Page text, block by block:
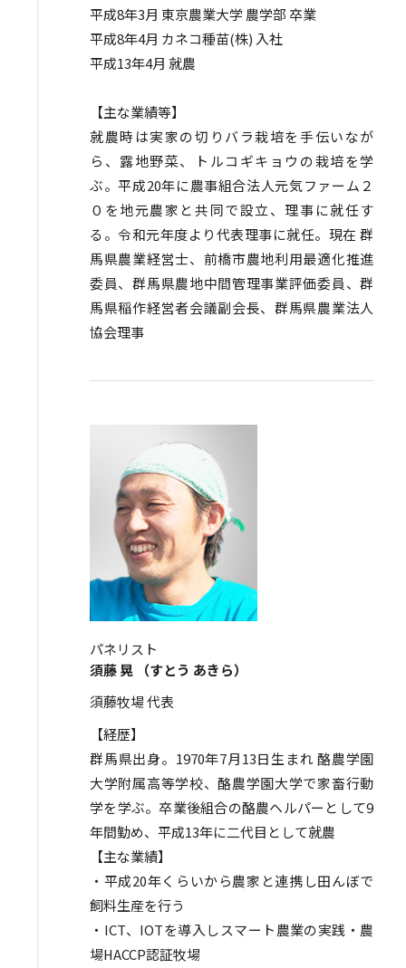
平成8年3月 東京農業大学 農学部 卒業
平成8年4月 カネコ種苗(株) 入社
平成13年4月 就農
【主な業績等】
就農時は実家の切りバラ栽培を手伝いなが
ら、露地野菜、トルコギキョウの栽培を学
ぶ。平成20年に農事組合法人元気ファーム２
０を地元農家と共同で設立、理事に就任す
る。令和元年度より代表理事に就任。現在 群
馬県農業経営士、前橋市農地利用最適化推進
委員、群馬県農地中間管理事業評価委員、群
馬県稲作経営者会議副会長、群馬県農業法人
協会理事
パネリスト
須藤 晃 （すとう あきら）
須藤牧場 代表
【経歴】
群馬県出身。1970年7月13日生まれ 酪農学園
大学附属高等学校、酪農学園大学で家畜行動
学を学ぶ。卒業後組合の酪農ヘルパーとして9
年間勤め、平成13年に二代目として就農
【主な業績】
・平成20年くらいから農家と連携し田んぼで
飼料生産を行う
・ICT、IOTを導入しスマート農業の実践・農
場HACCP認証牧場